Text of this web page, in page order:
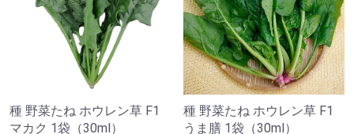
種 野菜たね ホウレン草 F1
マカク 1袋（30ml）
種 野菜たね ホウレン草 F1
うま膳 1袋（30ml）